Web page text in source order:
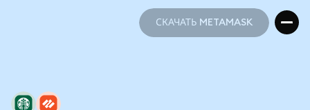
СКАЧАТЬ METAMASK